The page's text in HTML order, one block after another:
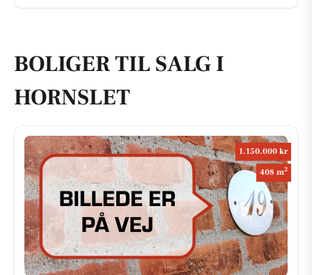
BOLIGER TIL SALG I
HORNSLET
1.150.000 kr
408 m2